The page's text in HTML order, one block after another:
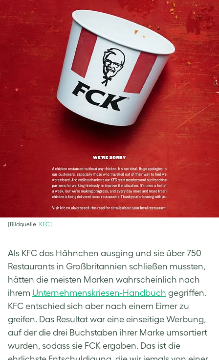
[Bildquelle: KFC]
Als KFC das Hähnchen ausging und sie über 750
Restaurants in Großbritannien schließen mussten,
hätten die meisten Marken wahrscheinlich nach
ihrem Unternehmenskriesen-Handbuch gegriffen.
KFC entschied sich aber nach einem Eimer zu
greifen. Das Resultat war eine einseitige Werbung,
auf der die drei Buchstaben ihrer Marke umsortiert
wurden, sodass sie FCK ergaben. Das ist die